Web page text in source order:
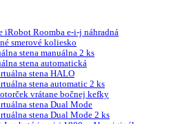
iRobot Roomba e-i-j náhradná
smerové koliesko
stena manuálna 2 ks
stena automatická
stena HALO
stena automatic 2 ks
vrátane bočnej kefky
stena Dual Mode
stena Dual Mode 2 ks